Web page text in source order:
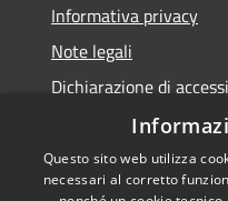
Informativa privacy
Note legali
Dichiarazione di
Questo sito web utilizza
necessari al corretto